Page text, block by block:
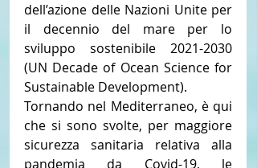
dell’azione delle Nazioni Unite per
il decennio del mare per lo
sviluppo sostenibile 2021-2030
(UN Decade of Ocean Science for
Sustainable Development).
Tornando nel Mediterraneo, è qui
che si sono svolte, per maggiore
sicurezza sanitaria relativa alla
pandemia da Covid-19, le